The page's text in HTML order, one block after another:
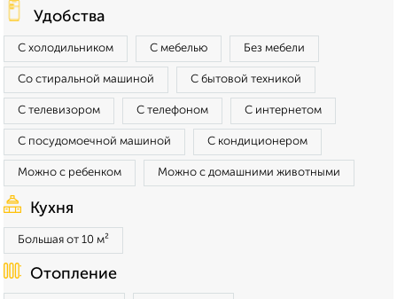
Удобства
С холодильником С мебелью Без мебели
Со стиральной машиной С бытовой техникой
С телевизором С телефоном С интернетом
С посудомоечной машиной С кондиционером
Можно с ребенком Можно с домашними животными
Кухня
Большая от 10 м²
Отопление